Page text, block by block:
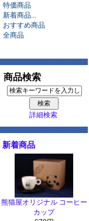
特価商品
新着商品...
おすすめ商品
全商品
商品検索
詳細検索
新着商品
熊猫屋オリジナル コーヒー
カップ